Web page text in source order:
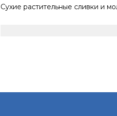
Сухие растительные сливки и